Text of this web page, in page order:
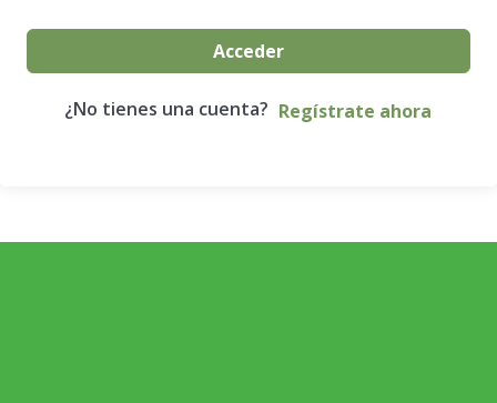
Acceder
¿No tienes una cuenta? Regístrate ahora